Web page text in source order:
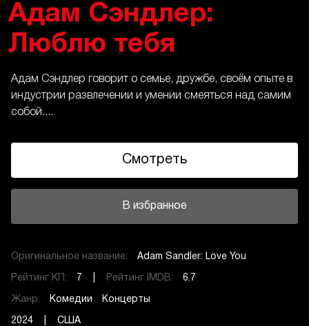
Адам Сэндлер:
Люблю тебя
Адам Сэндлер говорит о семье, дружбе, своём опыте в
индустрии развлечении и умении смеяться над самим
собой....
Смотреть
В избранное
Оригинальное название: Adam Sandler: Love You
Рейтинг КП: 7 | Рейтинг IMDB: 6.7
Жанр: Комедии Концерты
2024 | США